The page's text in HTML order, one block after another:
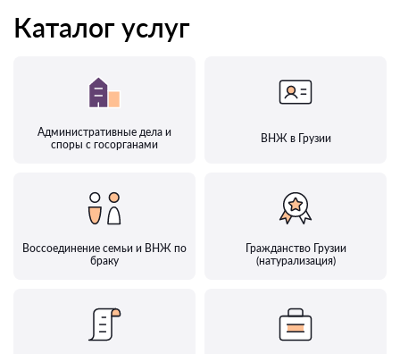
Каталог услуг
Административные дела и
споры с госорганами
ВНЖ в Грузии
Воссоединение семьи и ВНЖ по
браку
Гражданство Грузии
(натурализация)